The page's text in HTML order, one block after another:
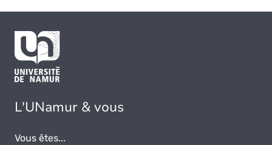
L'UNamur & vous
Vous êtes...